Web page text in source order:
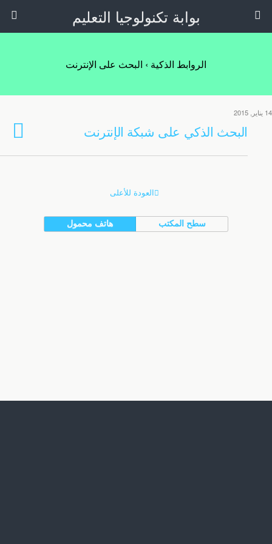
بوابة تكنولوجيا التعليم
الروابط الذكية › البحث على الإنترنت
14 يناير, 2015
البحث الذكي على شبكة الإنترنت
العودة للأعلى
هاتف محمول سطح المكتب